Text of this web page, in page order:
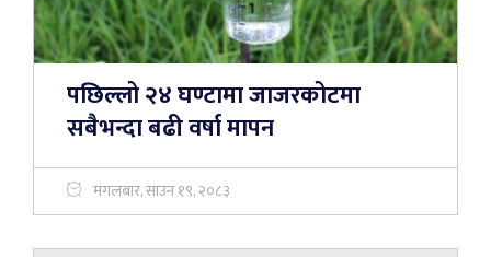
पछिल्लो २४ घण्टामा जाजरकोटमा
सबैभन्दा बढी वर्षा मापन
मंगलबार, साउन १९, २०८३